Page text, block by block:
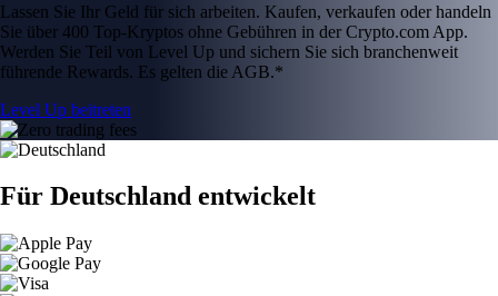
Lassen Sie Ihr Geld für sich arbeiten. Kaufen, verkaufen oder handeln
Sie über 400 Top-Kryptos ohne Gebühren in der Crypto.com App.
Werden Sie Teil von Level Up und sichern Sie sich branchenweit
führende Rewards. Es gelten die AGB.*
Level Up beitreten
Für Deutschland entwickelt